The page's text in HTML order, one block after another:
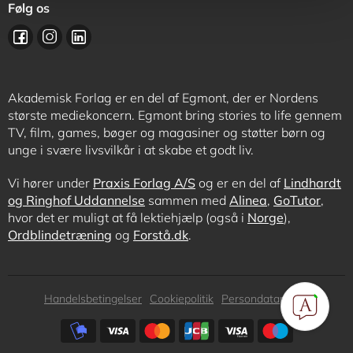
Følg os
Akademisk Forlag er en del af Egmont, der er Nordens
største mediekoncern. Egmont bring stories to life gennem
TV, film, games, bøger og magasiner og støtter børn og
unge i svære livsvilkår i at skabe et godt liv.
Vi hører under Praxis Forlag A/S og er en del af Lindhardt
og Ringhof Uddannelse sammen med Alinea, GoTutor,
hvor det er muligt at få lektiehjælp (også i Norge),
Ordblindetræning og Forstå.dk.
Subfooter
Handelsbetingelser Cookiepolitik
Persondatapolitik
Subfooter
payment